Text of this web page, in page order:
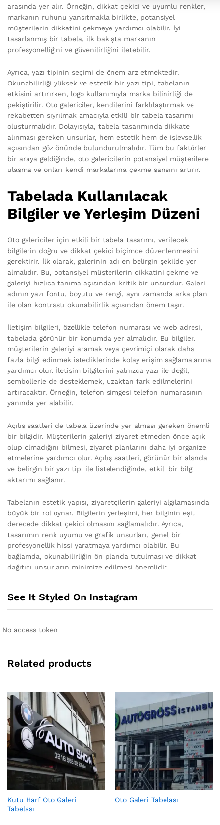
arasında yer alır. Örneğin, dikkat çekici ve uyumlu renkler,
markanın ruhunu yansıtmakla birlikte, potansiyel
müşterilerin dikkatini çekmeye yardımcı olabilir. İyi
tasarlanmış bir tabela, ilk bakışta markanın
profesyonelliğini ve güvenilirliğini iletebilir.
Ayrıca, yazı tipinin seçimi de önem arz etmektedir.
Okunabilirliği yüksek ve estetik bir yazı tipi, tabelanın
etkisini artırırken, logo kullanımıyla marka bilinirliği de
pekiştirilir. Oto galericiler, kendilerini farklılaştırmak ve
rekabetten sıyrılmak amacıyla etkili bir tabela tasarımı
oluşturmalıdır. Dolayısıyla, tabela tasarımında dikkate
alınması gereken unsurlar, hem estetik hem de işlevsellik
açısından göz önünde bulundurulmalıdır. Tüm bu faktörler
bir araya geldiğinde, oto galericilerin potansiyel müşterilere
ulaşma ve onları kendi markalarına çekme şansını artırır.
Tabelada Kullanılacak
Bilgiler ve Yerleşim Düzeni
Oto galericiler için etkili bir tabela tasarımı, verilecek
bilgilerin doğru ve dikkat çekici biçimde düzenlenmesini
gerektirir. İlk olarak, galerinin adı en belirgin şekilde yer
almalıdır. Bu, potansiyel müşterilerin dikkatini çekme ve
galeriyi hızlıca tanıma açısından kritik bir unsurdur. Galeri
adının yazı fontu, boyutu ve rengi, aynı zamanda arka plan
ile olan kontrastı okunabilirlik açısından önem taşır.
İletişim bilgileri, özellikle telefon numarası ve web adresi,
tabelada görünür bir konumda yer almalıdır. Bu bilgiler,
müşterilerin galeriyi aramak veya çevrimiçi olarak daha
fazla bilgi edinmek istediklerinde kolay erişim sağlamalarına
yardımcı olur. İletişim bilgilerini yalnızca yazı ile değil,
sembollerle de desteklemek, uzaktan fark edilmelerini
artıracaktır. Örneğin, telefon simgesi telefon numarasının
yanında yer alabilir.
Açılış saatleri de tabela üzerinde yer alması gereken önemli
bir bilgidir. Müşterilerin galeriyi ziyaret etmeden önce açık
olup olmadığını bilmesi, ziyaret planlarını daha iyi organize
etmelerine yardımcı olur. Açılış saatleri, görünür bir alanda
ve belirgin bir yazı tipi ile listelendiğinde, etkili bir bilgi
aktarımı sağlanır.
Tabelanın estetik yapısı, ziyaretçilerin galeriyi algılamasında
büyük bir rol oynar. Bilgilerin yerleşimi, her bilginin eşit
derecede dikkat çekici olmasını sağlamalıdır. Ayrıca,
tasarımın renk uyumu ve grafik unsurları, genel bir
profesyonellik hissi yaratmaya yardımcı olabilir. Bu
bağlamda, okunabilirliğin ön planda tutulması ve dikkat
dağıtıcı unsurların minimize edilmesi önemlidir.
See It Styled On Instagram
No access token
Related products
Kutu Harf Oto Galeri
Tabelası
Oto Galeri Tabelası